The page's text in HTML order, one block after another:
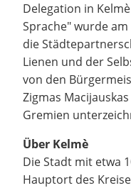
Delegation in
Sprache" wurde
die
Lienen und der
von den
Zigmas
Gremien
Über Kelmè
Die Stadt mit etwa
Hauptort des